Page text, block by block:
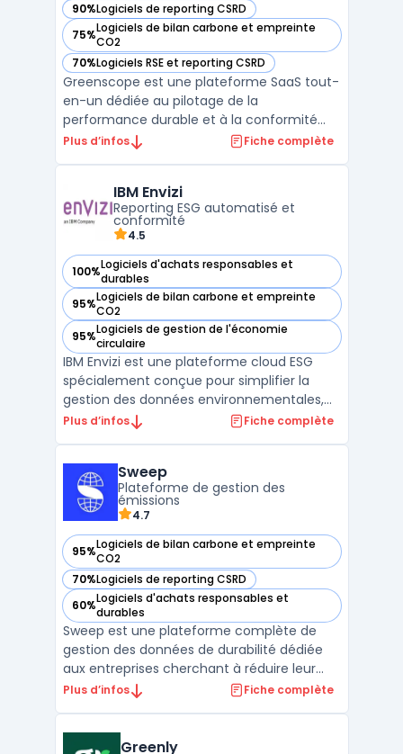
90%Logiciels de reporting CSRD
— voir Greenscope dans cette catégorie
75%Logiciels de bilan carbone et empreinte
CO2
— voir Greenscope dans cette catégorie
70%Logiciels RSE et reporting CSRD
— voir Greenscope dans cette catégorie
Greenscope est une plateforme SaaS tout-
en-un dédiée au pilotage de la
performance durable et à la conformité
réglementaire ESG. Elle automatise la
conformité comme la CSRD et SFDR. Avec
des outils avancés tels que ...
Plus d’infos Fiche complète
IBM Envizi
Reporting ESG automatisé et
conformité
4.5
100%Logiciels d'achats responsables et
durables
— voir IBM Envizi dans cette catégorie
95%Logiciels de bilan carbone et empreinte
CO2
— voir IBM Envizi dans cette catégorie
95%Logiciels de gestion de l'économie
circulaire
— voir IBM Envizi dans cette catégorie
IBM Envizi est une plateforme cloud ESG
spécialement conçue pour simplifier la
gestion des données environnementales,
sociales et de gouvernance (ESG). Avec
Envizi automatise la collecte de plus de 500
types de données, ...
Plus d’infos Fiche complète
Sweep
Plateforme de gestion des
émissions
4.7
95%Logiciels de bilan carbone et empreinte
CO2
— voir Sweep dans cette catégorie
70%Logiciels de reporting CSRD
— voir Sweep dans cette catégorie
60%Logiciels d'achats responsables et
durables
— voir Sweep dans cette catégorie
Sweep est une plateforme complète de
gestion des données de durabilité dédiée
aux entreprises cherchant à réduire leur
empreinte carbone tout en se conformant
émissions carbone, couvrant à la fois les
Plus d’infos Fiche complète
Greenly